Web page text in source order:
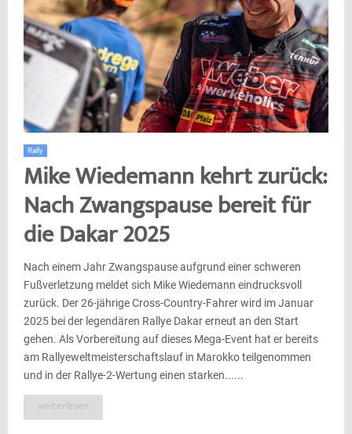
Rally
Mike Wiedemann kehrt zurück:
Nach Zwangspause bereit für
die Dakar 2025
Nach einem Jahr Zwangspause aufgrund einer schweren
Fußverletzung meldet sich Mike Wiedemann eindrucksvoll
zurück. Der 26-jährige Cross-Country-Fahrer wird im Januar
2025 bei der legendären Rallye Dakar erneut an den Start
gehen. Als Vorbereitung auf dieses Mega-Event hat er bereits
am Rallyeweltmeisterschaftslauf in Marokko teilgenommen
und in der Rallye-2-Wertung einen starken......
weiterlesen